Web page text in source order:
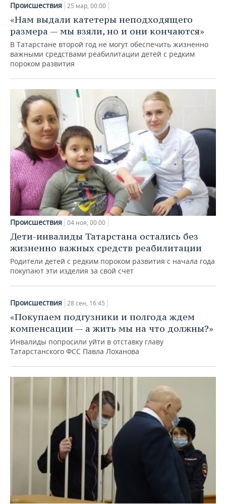
Происшествия 25 мар, 00:00
«Нам выдали катетеры неподходящего
размера — мы взяли, но и они кончаются»
В Татарстане второй год не могут обеспечить жизненно
важными средствами реабилитации детей с редким
пороком развития
Происшествия 04 ноя, 00:00
Дети-инвалиды Татарстана остались без
жизненно важных средств реабилитации
Родители детей с редким пороком развития с начала года
покупают эти изделия за свой счет
Происшествия 28 сен, 16:45
«Покупаем подгузники и полгода ждем
компенсации — а жить мы на что должны?»
Инвалиды попросили уйти в отставку главу
Татарстанского ФСС Павла Лоханова